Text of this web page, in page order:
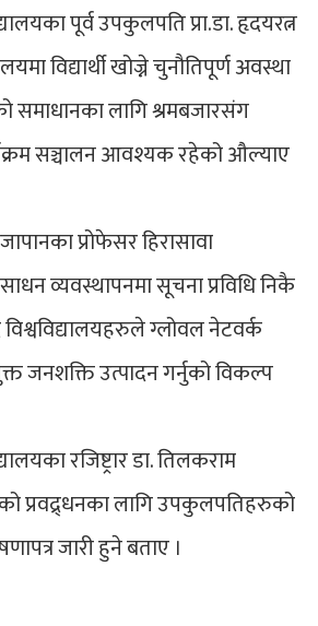
पूर्व उपकुलपति प्रा.डा. हृदयरत्न
विद्यार्थी खोज्ने चुनौतिपूर्ण अवस्था
समाधानका लागि श्रमबजारसंग
सञ्चालन आवश्यक रहेको औल्याए
प्रोफेसर हिरासावा
व्यवस्थापनमा सूचना प्रविधि निकै
ग्लोवल नेटवर्क
जनशक्ति उत्पादन गर्नुको विकल्प
रजिष्ट्रार डा. तिलकराम
प्रवद्र्धनका लागि उपकुलपतिहरुको
जारी हुने बताए ।